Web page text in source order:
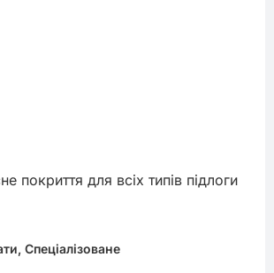
покриття для всіх типів підлоги
Спеціалізоване